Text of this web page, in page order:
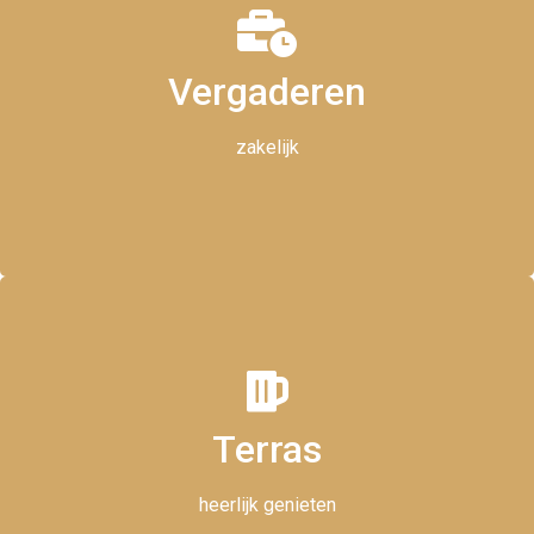
Vergaderen
zakelijk
vergaderruimtes en catering
Terras
heerlijk genieten
Genieten in de zon